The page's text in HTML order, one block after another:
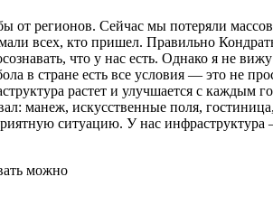
от регионов. Сейчас мы потеряли
всех, кто пришел. Правильно
что у нас есть. Однако я не
в стране есть все условия — это не
растет и улучшается с каждым
манеж, искусственные поля,
ситуацию. У нас инфраструктура